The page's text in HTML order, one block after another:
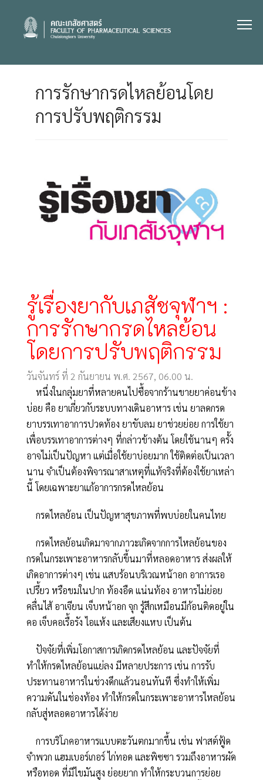
content
การรักษากรดไหลย้อนโดย
การปรับพฤติกรรม
รู้เรื่องยากับเภสัชจุฬาฯ :
การรักษากรดไหลย้อน
โดยการปรับพฤติกรรม
วันจันทร์ ที่ 2 กันยายน พ.ศ. 2567, 06.00 น.
หนึ่งในกลุ่มยาที่หลายคนไปซื้อจากร้านขายยาค่อนข้าง
บ่อย คือ ยาเกี่ยวกับระบบทางเดินอาหาร เช่น ยาลดกรด
ยาบรรเทาอาการปวดท้อง ยาขับลม ยาช่วยย่อย การใช้ยา
เพื่อบรรเทาอาการต่างๆ ที่กล่าวข้างต้น โดยใช้นานๆ ครั้ง
อาจไม่เป็นปัญหา แต่เมื่อใช้ยาบ่อยมาก ใช้ติดต่อเป็นเวลา
นาน จำเป็นต้องพิจารณาสาเหตุที่แท้จริงที่ต้องใช้ยาเหล่า
นี้ โดยเฉพาะยาแก้อาการกรดไหลย้อน
กรดไหลย้อน เป็นปัญหาสุขภาพที่พบบ่อยในคนไทย
กรดไหลย้อนเกิดมาจากภาวะเกิดจากการไหลย้อนของ
กรดในกระเพาะอาหารกลับขึ้นมาที่หลอดอาหาร ส่งผลให้
เกิดอาการต่างๆ เช่น แสบร้อนบริเวณหน้าอก อาการเรอ
เปรี้ยว หรือขมในปาก ท้องอืด แน่นท้อง อาหารไม่ย่อย
คลื่นไส้ อาเจียน เจ็บหน้าอก จุก รู้สึกเหมือนมีก้อนติดอยู่ใน
คอ เจ็บคอเรื้อรัง ไอแห้ง และเสียงแหบ เป็นต้น
ปัจจัยที่เพิ่มโอกาสการเกิดกรดไหลย้อน และปัจจัยที่
ทำให้กรดไหลย้อนแย่ลง มีหลายประการ เช่น การรับ
ประทานอาหารในช่วงดึกแล้วนอนทันที ซึ่งทำให้เพิ่ม
ความดันในช่องท้อง ทำให้กรดในกระเพาะอาหารไหลย้อน
กลับสู่หลอดอาหารได้ง่าย
การบริโภคอาหารแบบตะวันตกมากขึ้น เช่น ฟาสต์ฟู้ด
จำพวก แฮมเบอร์เกอร์ ไก่ทอด และพิซซา รวมถึงอาหารผัด
หรือทอด ที่มีไขมันสูง ย่อยยาก ทำให้กระบวนการย่อย